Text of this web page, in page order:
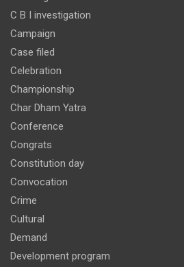
C B I investigation
Campaign
Case filed
Celebration
Championship
Char Dham Yatra
Conference
Congrats
Constitution day
Convocation
Crime
Cultural
Demand
Development program